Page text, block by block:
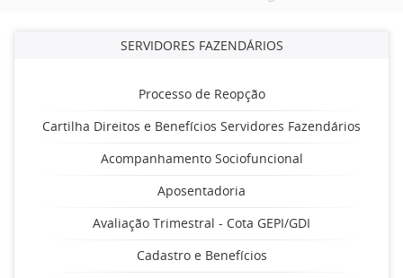
SERVIDORES FAZENDÁRIOS
Processo de Reopção
Cartilha Direitos e Benefícios Servidores Fazendários
Acompanhamento Sociofuncional
Aposentadoria
Avaliação Trimestral - Cota GEPI/GDI
Cadastro e Benefícios